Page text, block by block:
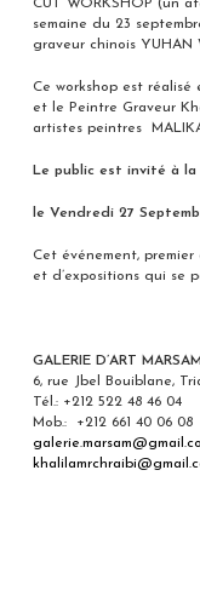
CUT WORKSHOP (un
semaine du 23
graveur chinois YUHAN
Ce workshop est réalisé
et le Peintre Graveur
artistes peintres
Le public est invité à
le Vendredi 27
Cet événement,
et d’expositions qui se
GALERIE D’ART
6, rue Jbel Bouiblane,
Tél.: +212 522 48 46 04
Mob.: +212 661 40 06 08